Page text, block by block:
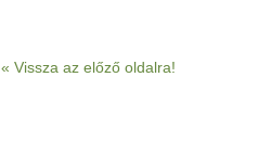
« Vissza az előző oldalra!